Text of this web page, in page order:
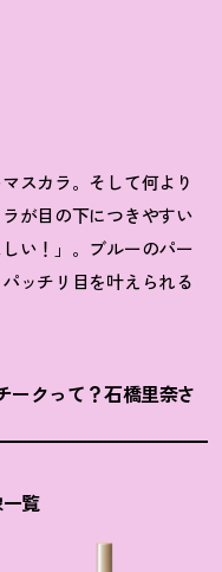
スカラ。そして何より
が目の下につきやすい
い！」。ブルーのパー
ッチリ目を叶えられる
ークって ？石橋里奈さ
覧